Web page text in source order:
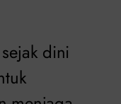
dini